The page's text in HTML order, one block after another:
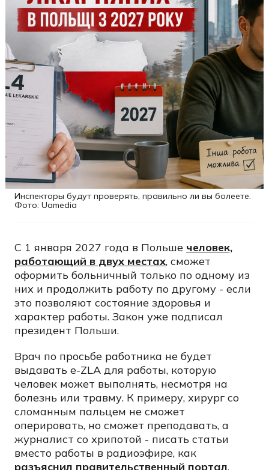
Инспекторы будут проверять, правильно ли вы болеете.
Фото: Uamedia
С 1 января 2027 года в Польше человек,
работающий в двух местах, сможет
оформить больничный только по одному из
них и продолжить работу по другому - если
это позволяют состояние здоровья и
характер работы. Закон уже подписал
президент Польши.
Врач по просьбе работника не будет
выдавать e-ZLA для работы, которую
человек может выполнять, несмотря на
болезнь или травму. К примеру, хирург со
сломанным пальцем не сможет
оперировать, но сможет преподавать, а
журналист со хрипотой - писать статьи
вместо работы в радиоэфире, как
разъяснил правительственный портал.